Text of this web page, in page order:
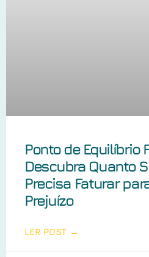
Ponto de Equilíbrio
Descubra Quanto
Precisa Faturar
Prejuízo
LER POST →